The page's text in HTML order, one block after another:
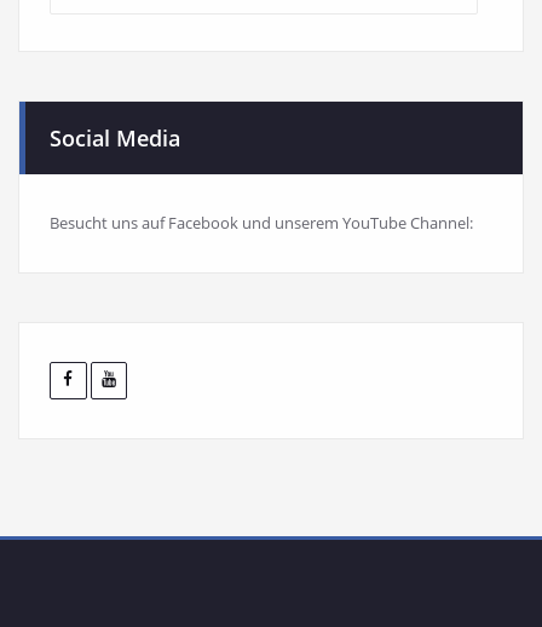
Social Media
Besucht uns auf Facebook und unserem YouTube Channel: